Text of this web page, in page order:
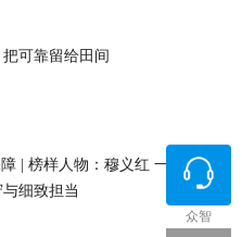
可靠留给田间
样人物：穆义红 一位动力零
细致担当
众智